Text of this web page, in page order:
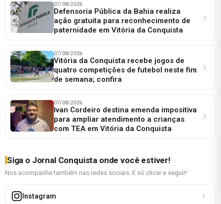
07/08/2026
Defensoria Pública da Bahia realiza
ação gratuita para reconhecimento de
paternidade em Vitória da Conquista
07/08/2026
Vitória da Conquista recebe jogos de
quatro competições de futebol neste fim
de semana; confira
07/08/2026
Ivan Cordeiro destina emenda impositiva
para ampliar atendimento a crianças
com TEA em Vitória da Conquista
Siga o Jornal Conquista onde você estiver!
Nos acompanhe também nas redes sociais. É só clicar e seguir!
Instagram